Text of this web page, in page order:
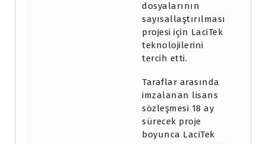
dosyalarının
sayısallaştırılması
projesi için LaciTek
teknolojilerini
tercih etti.
Taraflar arasında
imzalanan lisans
sözleşmesi 18 ay
sürecek proje
boyunca LaciTek